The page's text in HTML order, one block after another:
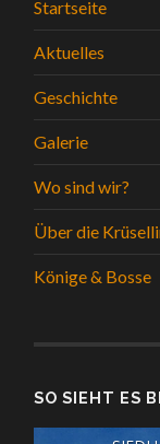
Startseite
Aktuelles
Geschichte
Galerie
Wo sind wir?
Über die
Könige & Bosse
SO SIEHT ES